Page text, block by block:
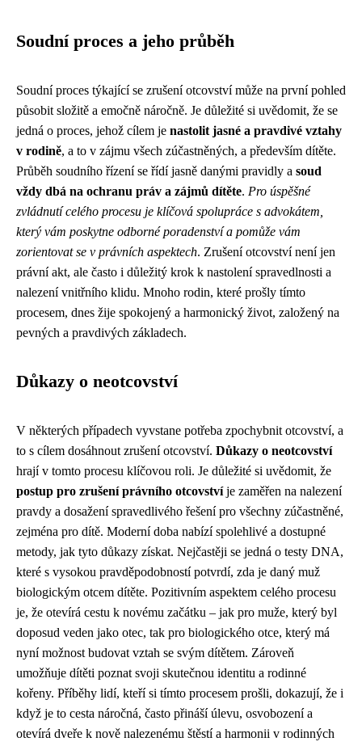
Soudní proces a jeho průběh
Soudní proces týkající se zrušení otcovství může na první pohled
působit složitě a emočně náročně. Je důležité si uvědomit, že se
jedná o proces, jehož cílem je nastolit jasné a pravdivé vztahy
v rodině, a to v zájmu všech zúčastněných, a především dítěte.
Průběh soudního řízení se řídí jasně danými pravidly a soud
vždy dbá na ochranu práv a zájmů dítěte. Pro úspěšné
zvládnutí celého procesu je klíčová spolupráce s advokátem,
který vám poskytne odborné poradenství a pomůže vám
zorientovat se v právních aspektech. Zrušení otcovství není jen
právní akt, ale často i důležitý krok k nastolení spravedlnosti a
nalezení vnitřního klidu. Mnoho rodin, které prošly tímto
procesem, dnes žije spokojený a harmonický život, založený na
pevných a pravdivých základech.
Důkazy o neotcovství
V některých případech vyvstane potřeba zpochybnit otcovství, a
to s cílem dosáhnout zrušení otcovství. Důkazy o neotcovství
hrají v tomto procesu klíčovou roli. Je důležité si uvědomit, že
postup pro zrušení právního otcovstvíje zaměřen na nalezení
pravdy a dosažení spravedlivého řešení pro všechny zúčastněné,
zejména pro dítě. Moderní doba nabízí spolehlivé a dostupné
metody, jak tyto důkazy získat. Nejčastěji se jedná o testy DNA,
které s vysokou pravděpodobností potvrdí, zda je daný muž
biologickým otcem dítěte. Pozitivním aspektem celého procesu
je, že otevírá cestu k novému začátku – jak pro muže, který byl
doposud veden jako otec, tak pro biologického otce, který má
nyní možnost budovat vztah se svým dítětem. Zároveň
umožňuje dítěti poznat svoji skutečnou identitu a rodinné
kořeny. Příběhy lidí, kteří si tímto procesem prošli, dokazují, že i
když je to cesta náročná, často přináší úlevu, osvobození a
otevírá dveře k nově nalezenému štěstí a harmonii v rodinných